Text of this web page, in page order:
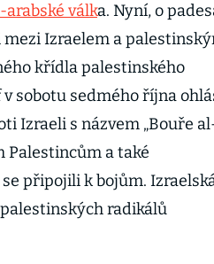
válka. Nyní, o
Izraelem a
křídla palestinského
sobotu sedmého října
Izraeli s názvem „Bouře
Palestincům a také
připojili k bojům.
radikálů